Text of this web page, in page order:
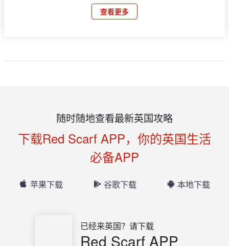
查看更多
随时随地查看最新英国攻略
下载Red Scarf APP，你的英国生活
必备APP
苹果下载 谷歌下载 本地下载
已经来英国？请下载
Red Scarf APP